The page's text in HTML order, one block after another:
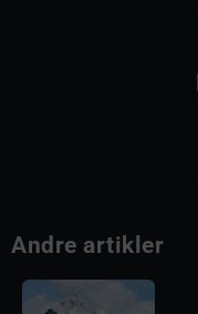
Andre artikler